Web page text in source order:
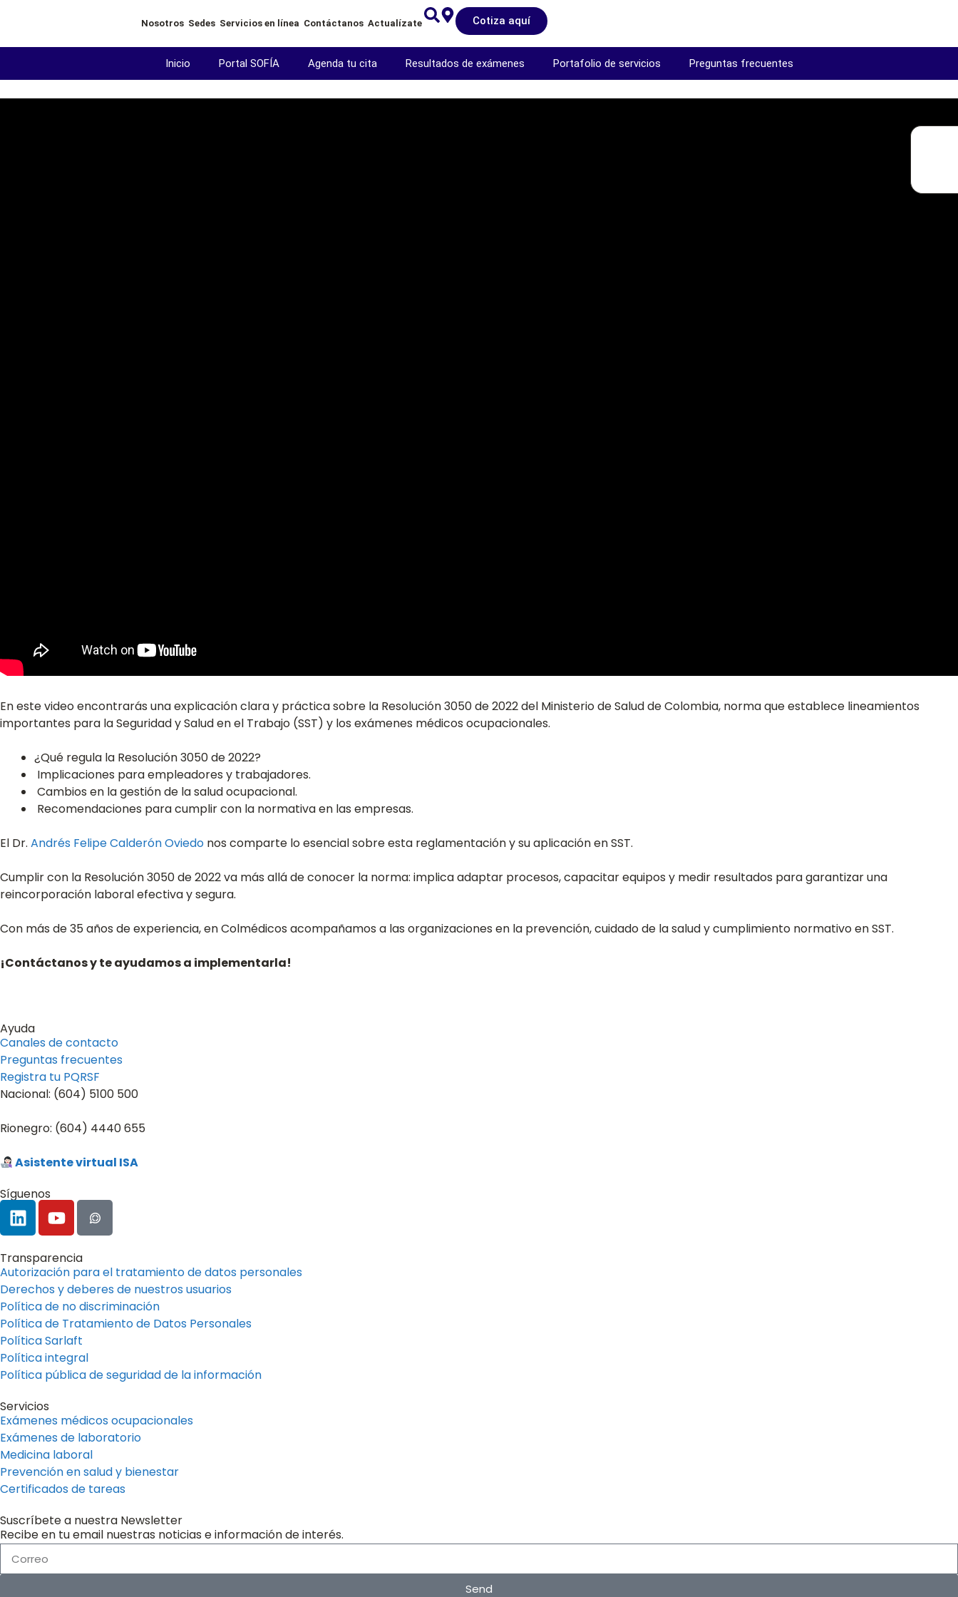
Nosotros Sedes Servicios en línea Contáctanos Actualízate Cotiza aquí
Inicio Portal SOFÍA Agenda tu cita Resultados de exámenes Portafolio de servicios Preguntas frecuentes
Resolución 3050 de 2022
Programa de Rehabilitación Integral para la reincorporación laboral y ocupacional
En este video encontrarás una explicación clara y práctica sobre la Resolución 3050 de 2022 del Ministerio de Salud de Colombia, norma que establece lineamientos
importantes para la Seguridad y Salud en el Trabajo (SST) y los exámenes médicos ocupacionales.
¿Qué regula la Resolución 3050 de 2022?
Implicaciones para empleadores y trabajadores.
Cambios en la gestión de la salud ocupacional.
Recomendaciones para cumplir con la normativa en las empresas.
El Dr. Andrés Felipe Calderón Oviedo nos comparte lo esencial sobre esta reglamentación y su aplicación en SST.
Cumplir con la Resolución 3050 de 2022 va más allá de conocer la norma: implica adaptar procesos, capacitar equipos y medir resultados para garantizar una
reincorporación laboral efectiva y segura.
Con más de 35 años de experiencia, en Colmédicos acompañamos a las organizaciones en la prevención, cuidado de la salud y cumplimiento normativo en SST.
¡Contáctanos y te ayudamos a implementarla!
Ayuda
Canales de contacto
Preguntas frecuentes
Registra tu PQRSF
Nacional: (604) 5100 500
Rionegro: (604) 4440 655
Asistente virtual ISA
Síguenos
Transparencia
Autorización para el tratamiento de datos personales
Derechos y deberes de nuestros usuarios
Política de no discriminación
Política de Tratamiento de Datos Personales
Política Sarlaft
Política integral
Política pública de seguridad de la información
Servicios
Exámenes médicos ocupacionales
Exámenes de laboratorio
Medicina laboral
Prevención en salud y bienestar
Certificados de tareas
Suscríbete a nuestra Newsletter
Recibe en tu email nuestras noticias e información de interés.
Send